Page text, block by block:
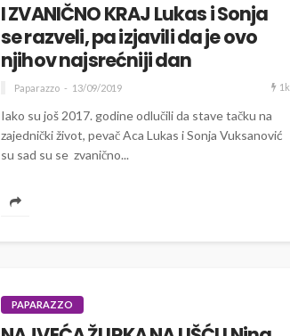
I ZVANIČNO KRAJ Lukas i Sonja
se razveli, pa izjavili da je ovo
njihov najsrećniji dan
Paparazzo 13/09/2019 1k
Iako su još 2017. godine odlučili da stave tačku na
zajednički život, pevač Aca Lukas i Sonja Vuksanović
su sad su se zvanično...
PAPARAZZO